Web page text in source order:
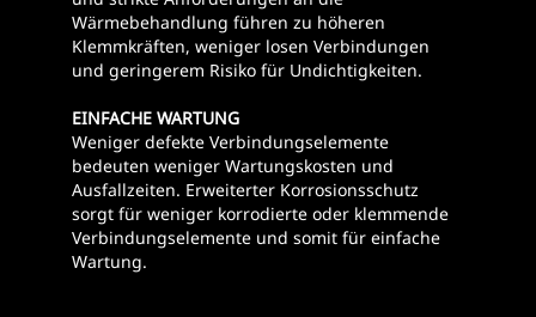
Wärmebehandlung führen zu höheren
Klemmkräften, weniger losen Verbindungen
und geringerem Risiko für Undichtigkeiten.
EINFACHE WARTUNG
Weniger defekte Verbindungselemente
bedeuten weniger Wartungskosten und
Ausfallzeiten. Erweiterter Korrosionsschutz
sorgt für weniger korrodierte oder klemmende
Verbindungselemente und somit für einfache
Wartung.